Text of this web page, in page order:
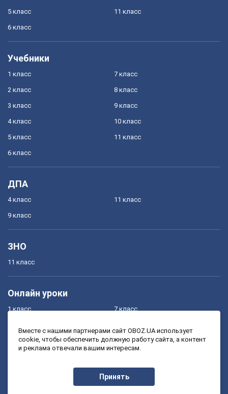
5 класс
6 класс
11 класс
Учебники
1 класс
2 класс
3 класс
4 класс
5 класс
6 класс
7 класс
8 класс
9 класс
10 класс
11 класс
ДПА
4 класс
9 класс
11 класс
ЗНО
11 класс
Онлайн уроки
1 класс
3 класс
7 класс
9 класс
Вместе с нашими партнерами сайт OBOZ.UA использует
cookie, чтобы обеспечить должную работу сайта, а контент
и реклама отвечали вашим интересам.
Принять